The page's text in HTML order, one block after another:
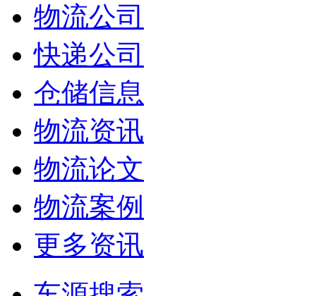
物流公司
快递公司
仓储信息
物流资讯
物流论文
物流案例
更多资讯